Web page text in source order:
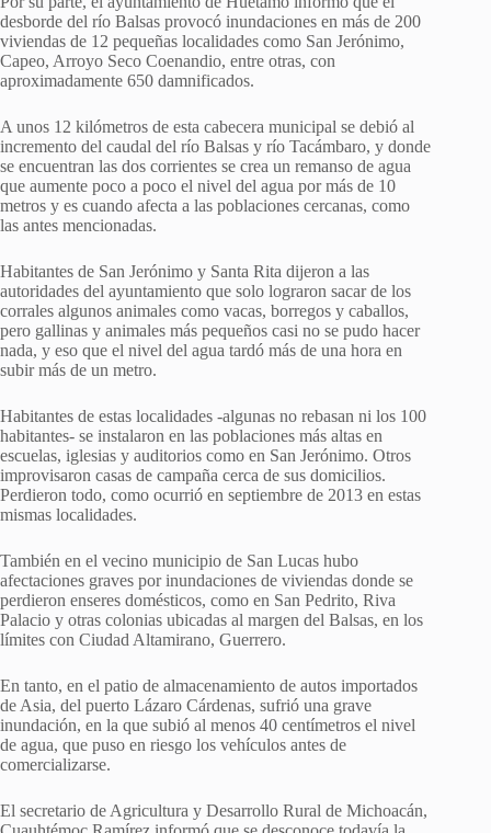
desborde del río Balsas provocó inundaciones en más de 200
viviendas de 12 pequeñas localidades como San Jerónimo,
Capeo, Arroyo Seco Coenandio, entre otras, con
aproximadamente 650 damnificados.
A unos 12 kilómetros de esta cabecera municipal se debió al
incremento del caudal del río Balsas y río Tacámbaro, y donde
se encuentran las dos corrientes se crea un remanso de agua
que aumente poco a poco el nivel del agua por más de 10
metros y es cuando afecta a las poblaciones cercanas, como
las antes mencionadas.
Habitantes de San Jerónimo y Santa Rita dijeron a las
autoridades del ayuntamiento que solo lograron sacar de los
corrales algunos animales como vacas, borregos y caballos,
pero gallinas y animales más pequeños casi no se pudo hacer
nada, y eso que el nivel del agua tardó más de una hora en
subir más de un metro.
Habitantes de estas localidades -algunas no rebasan ni los 100
habitantes- se instalaron en las poblaciones más altas en
escuelas, iglesias y auditorios como en San Jerónimo. Otros
improvisaron casas de campaña cerca de sus domicilios.
Perdieron todo, como ocurrió en septiembre de 2013 en estas
mismas localidades.
También en el vecino municipio de San Lucas hubo
afectaciones graves por inundaciones de viviendas donde se
perdieron enseres domésticos, como en San Pedrito, Riva
Palacio y otras colonias ubicadas al margen del Balsas, en los
límites con Ciudad Altamirano, Guerrero.
En tanto, en el patio de almacenamiento de autos importados
de Asia, del puerto Lázaro Cárdenas, sufrió una grave
inundación, en la que subió al menos 40 centímetros el nivel
de agua, que puso en riesgo los vehículos antes de
comercializarse.
El secretario de Agricultura y Desarrollo Rural de Michoacán,